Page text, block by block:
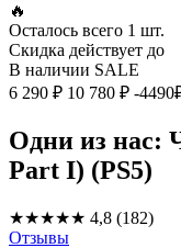
🔥
Осталось всего 1 шт.
Скидка действует до
В наличии SALE
6 290 ₽ 10 780 ₽ -
Одни из нас:
Part I) (PS5)
★★★★★ 4,8 (182)
Отзывы